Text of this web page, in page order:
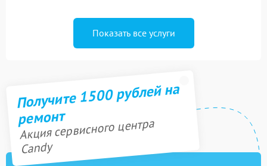
Показать все услуги
Получите 1500 рублей на
ремонт
Акция сервисного центра
Candy